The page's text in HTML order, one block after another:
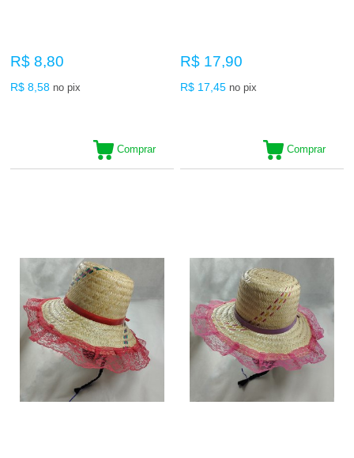
R$ 8,80
R$ 8,58 no pix
Comprar
R$ 17,90
R$ 17,45 no pix
Comprar